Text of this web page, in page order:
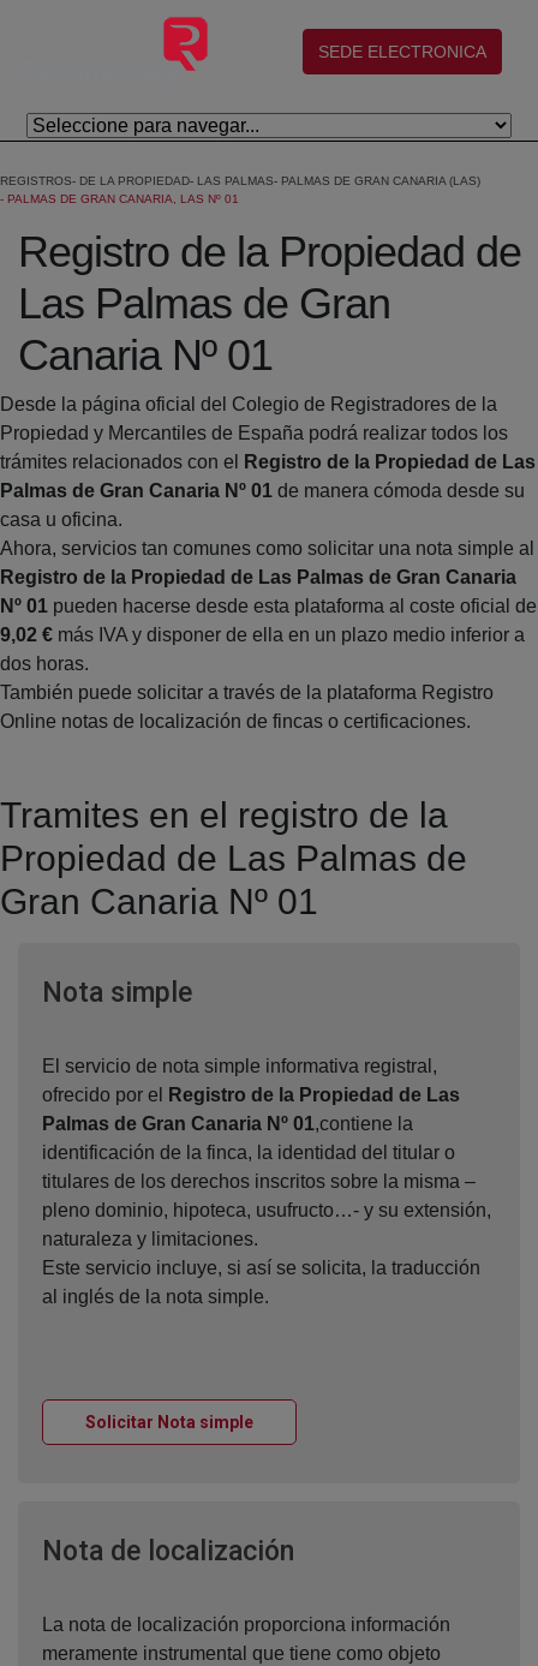
Saltar al contenido principal
(abre en nueva ventana)
SEDE ELECTRONICA
REGISTROS DE LA PROPIEDAD LAS PALMAS
PALMAS DE GRAN CANARIA (LAS)
PALMAS DE GRAN CANARIA, LAS Nº 01
Registro de la Propiedad de
Las Palmas de Gran
Canaria Nº 01
Desde la página oficial del Colegio de Registradores de la
Propiedad y Mercantiles de España podrá realizar todos los
trámites relacionados con el
Registro de la Propiedad de Las
Palmas de Gran Canaria Nº 01 de manera cómoda desde su
casa u oficina.
Ahora, servicios tan comunes como solicitar una nota simple al
Registro de la Propiedad de Las Palmas de Gran Canaria
Nº 01 pueden hacerse desde esta plataforma al coste oficial de
9,02 € más IVA y disponer de ella en un plazo medio inferior a
dos horas.
También puede solicitar a través de la plataforma Registro
Online notas de localización de fincas o certificaciones.
Tramites en el registro de la
Propiedad de Las Palmas de
Gran Canaria Nº 01
Nota simpleVentana nueva
El servicio de nota simple informativa registral,
ofrecido por el
Registro de la Propiedad de Las
Palmas de Gran Canaria Nº 01,contiene la
identificación de la finca, la identidad del titular o
titulares de los derechos inscritos sobre la misma –
pleno dominio, hipoteca, usufructo…- y su extensión,
naturaleza y limitaciones.
Este servicio incluye, si así se solicita, la traducción
al inglés de la nota simple.
Solicitar Nota simpleVentana nueva
Nota de localización
La nota de localización proporciona información
meramente instrumental que tiene como objeto